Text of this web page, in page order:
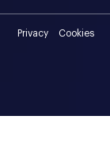
Privacy Cookies